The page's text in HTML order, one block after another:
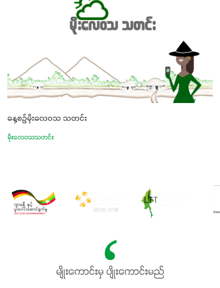
နေ့စဉ်မိုးလေဝသ သတင်း
မိုးလေဝသသတင်း
မျိုးကောင်းမှ ပျိုးကောင်းမည်